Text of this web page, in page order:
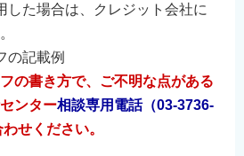
た場合は、クレジット会社に
記載例
の書き方で、ご不明な点がある
ンター相談専用電話（03-3736-
せください。